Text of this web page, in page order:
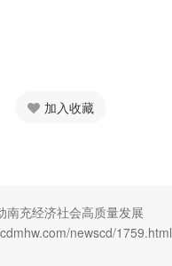
加入收藏
南充经济社会高质量发展
newscd/1759.html